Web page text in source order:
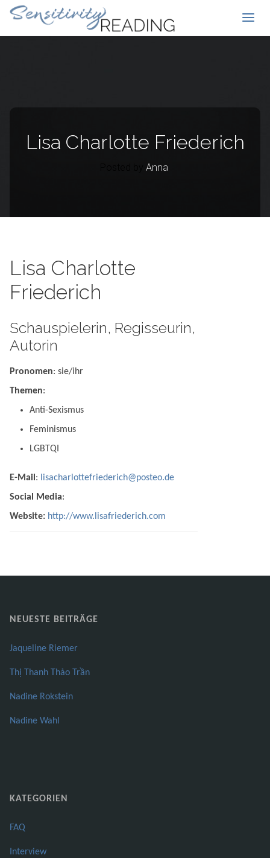
Lisa Charlotte Friederich
Anna
Lisa Charlotte
Friederich
Schauspielerin, Regisseurin,
Autorin
Pronomen: sie/ihr
Themen:
Anti-Sexismus
Feminismus
LGBTQI
E-Mail :
lisacharlottefriederich@posteo.de
Social Media:
Website: http://www.lisafriederich.com
NEUESTE BEITRÄGE
Jaqueline Riemer
Thị Thanh Thảo Trần
Nadine Rokstein
Nadine Wahl
KATEGORIEN
FAQ
Interview